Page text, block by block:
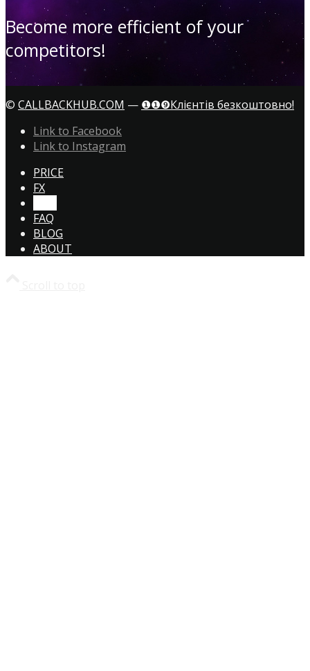
Become more efficient of your
competitors!
© CALLBACKHUB.COM — ❶❶❾Клієнтів безкоштовно!
Link to Facebook
Link to Instagram
PRICE
FX
FAQ
BLOG
ABOUT